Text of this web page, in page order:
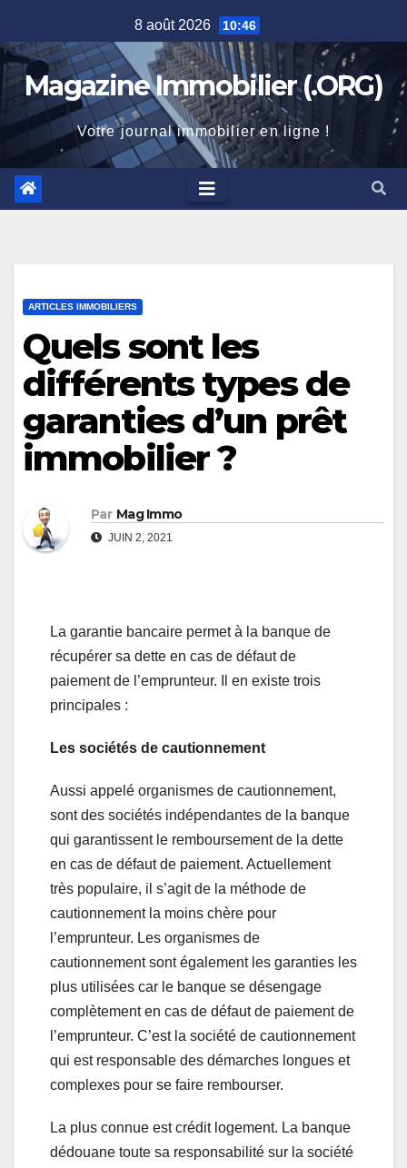
to
content
8 août 2026 10:46
Magazine Immobilier (.ORG)
Votre journal immobilier en ligne !
ARTICLES IMMOBILIERS
Quels sont les
différents types de
garanties d’un prêt
immobilier ?
Par Mag Immo
JUIN 2, 2021
La garantie bancaire permet à la banque de
récupérer sa dette en cas de défaut de
paiement de l’emprunteur. Il en existe trois
principales :
Les sociétés de cautionnement
Aussi appelé organismes de cautionnement,
sont des sociétés indépendantes de la banque
qui garantissent le remboursement de la dette
en cas de défaut de paiement. Actuellement
très populaire, il s’agit de la méthode de
cautionnement la moins chère pour
l’emprunteur. Les organismes de
cautionnement sont également les garanties les
plus utilisées car le banque se désengage
complètement en cas de défaut de paiement de
l’emprunteur. C’est la société de cautionnement
qui est responsable des démarches longues et
complexes pour se faire rembourser.
La plus connue est crédit logement. La banque
dédouane toute sa responsabilité sur la société